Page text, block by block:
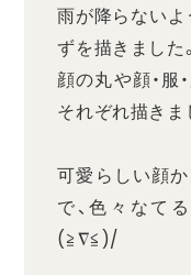
雨が降らないよ
ずを描きました。
顔の丸や顔・服
それぞれ描きま
可愛らしい顔
で、色々なて
(≧∇≦)/